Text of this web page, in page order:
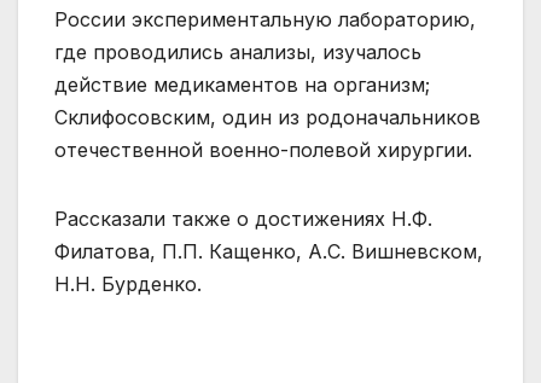
России экспериментальную лабораторию,
где проводились анализы, изучалось
действие медикаментов на организм;
Склифосовским, один из родоначальников
отечественной военно-полевой хирургии.
Рассказали также о достижениях Н.Ф.
Филатова, П.П. Кащенко, А.С. Вишневском,
Н.Н. Бурденко.